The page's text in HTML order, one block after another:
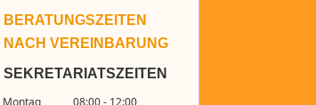
BERATUNGSZEITEN
NACH VEREINBARUNG
SEKRETARIATSZEITEN
Montag
08:00 - 12:00